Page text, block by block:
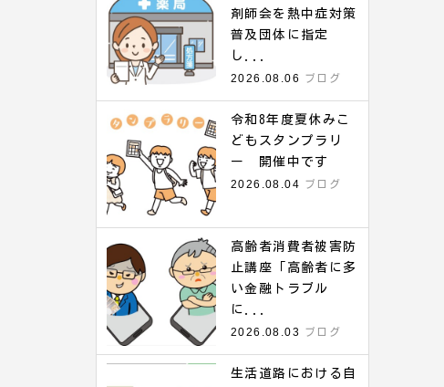
剤師会を熱中症対策
普及団体に指定
し...
2026.08.06
ブログ
令和8年度夏休みこ
どもスタンプラリ
ー 開催中です
2026.08.04 ブログ
高齢者消費者被害防
止講座「高齢者に多
い金融トラブル
に...
2026.08.03 ブログ
生活道路における自